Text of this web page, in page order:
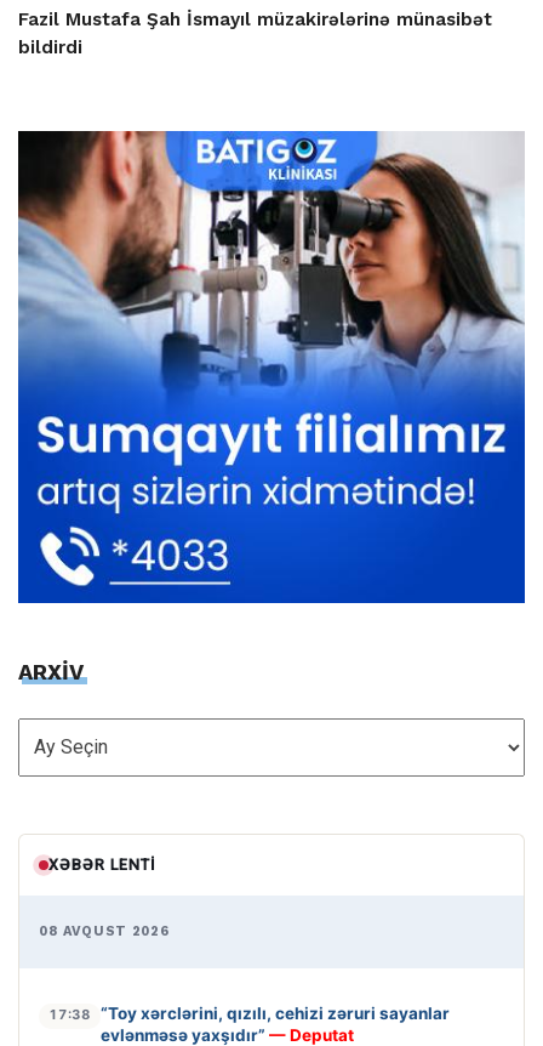
Fazil Mustafa Şah İsmayıl müzakirələrinə münasibət
bildirdi
ARXİV
ARXİV
XƏBƏR LENTI
08 AVQUST 2026
17:38
“Toy xərclərini, qızılı, cehizi zəruri sayanlar
evlənməsə yaxşıdır” — Deputat